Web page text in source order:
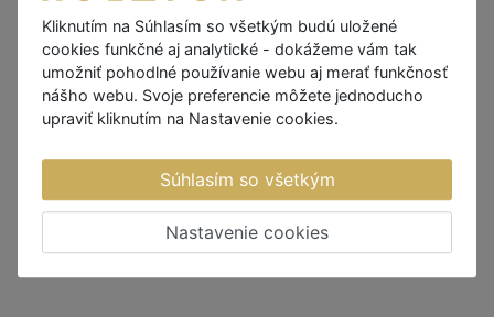
karamelom
2,12 €
SKLADOM
-
Kliknutím na Súhlasím so všetkým budú uložené
cookies funkčné aj analytické - dokážeme vám tak
umožniť pohodlné používanie webu aj merať funkčnosť
nášho webu. Svoje preferencie môžete jednoducho
upraviť kliknutím na Nastavenie cookies.
Súhlasím so všetkým
Nastavenie cookies